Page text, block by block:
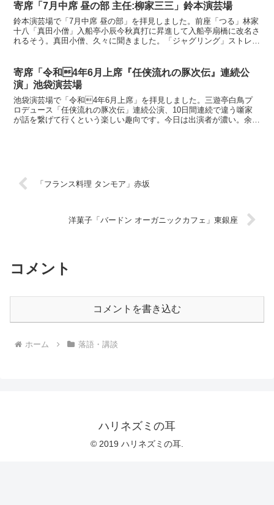
寄席「7月中席 昼の部 主任:柳家三三」鈴本演芸場
鈴本演芸場で「7月中席 昼の部」を拝見しました。前座「つる」林家
十八「真田小僧」入船亭小辰今秋真打に昇進して入船亭扇橋に改名さ
れるそう。真田小僧、久々に聞きました。「ジャグリング」ストレー
寄席「令和4年6月上席『任侠流れの豚次伝』連続公
演」池袋演芸場
池袋演芸場で「令和4年6月上席」を拝見しました。三遊亭白鳥プ
ロデュース「任侠流れの豚次伝」連続公演、10日間連続で違う噺家
が話を繋げて行くという楽しい趣向です。今日は出演者が濃い。余裕
「フランス料理 タンモア」赤坂
洋菓子「バードン オーガニックカフェ」東銀座
コメント
コメントを書き込む
ホーム 落語・講談
ハリネズミの耳
© 2019 ハリネズミの耳.